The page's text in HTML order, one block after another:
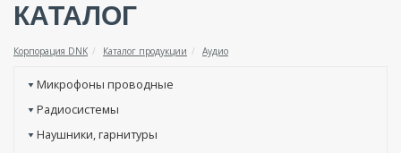
КАТАЛОГ
Корпорация DNK Каталог продукции Аудио
Микрофоны проводные
Радиосистемы
Наушники, гарнитуры